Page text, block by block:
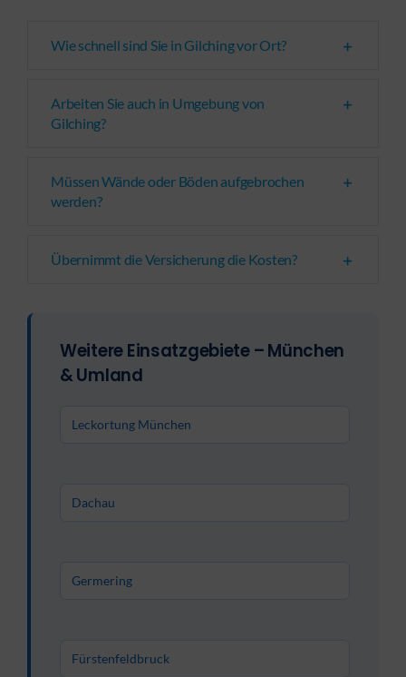
Wie schnell sind Sie in Gilching vor Ort?
Arbeiten Sie auch in Umgebung von
Gilching?
Müssen Wände oder Böden aufgebrochen
werden?
Übernimmt die Versicherung die Kosten?
Weitere Einsatzgebiete – München
& Umland
Leckortung München
Dachau
Germering
Fürstenfeldbruck